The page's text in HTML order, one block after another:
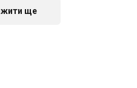
80 Lorica
ще